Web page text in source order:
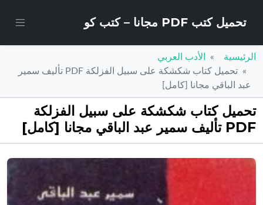
تحميل كتب PDF مجانا – كتب كو
الرئيسية
الأدب العربي
تحميل كتاب شكشكة على سبيل الفزلكة PDF تأليف سمير
عبد الباقي مجانا [كامل]
تحميل كتاب شكشكة على سبيل الفزلكة
PDF تأليف سمير عبد الباقي مجانا [كامل]